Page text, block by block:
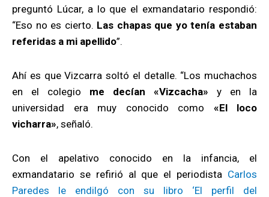
preguntó Lúcar, a lo que el exmandatario respondió:
“Eso no es cierto. Las chapas que yo tenía estaban
referidas a mi apellido”.
Ahí es que Vizcarra soltó el detalle. “Los muchachos
en el colegio me decían «Vizcacha» y en la
universidad era muy conocido como «El loco
vicharra», señaló.
Con el apelativo conocido en la infancia, el
exmandatario se refirió al que el periodista Carlos
Paredes le endilgó con su libro ‘El perfil del